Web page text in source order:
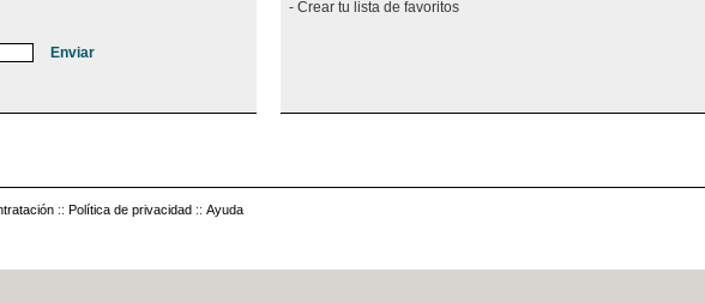
:: Política de privacidad :: Ayuda